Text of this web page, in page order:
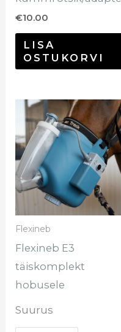
€10.00
LISA
OSTUKORVI
Flexineb
Flexineb E3
täiskomplekt
hobusele
Suurus